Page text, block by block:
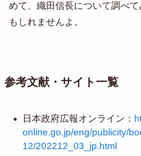
めて、織田信長について調べ
もしれませんよ。
参考文献・サイト一覧
日本政府広報オンライン：
online.go.jp/eng/publicity/
12/202212_03_jp.html